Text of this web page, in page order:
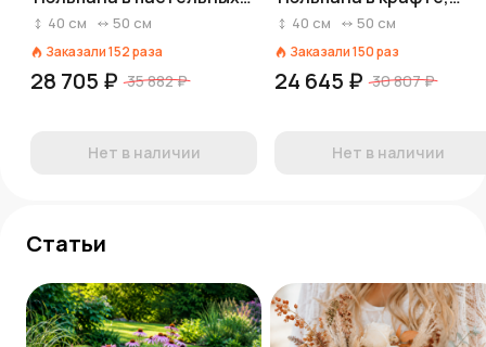
оттенках, Голландия
40 см 50 см
Заказали152раза
28 705 ₽ 35 882 ₽
Нет в наличии
Россия
40 см 50 см
Заказали150раз
24 645 ₽ 30 807 ₽
Нет в наличии
Статьи